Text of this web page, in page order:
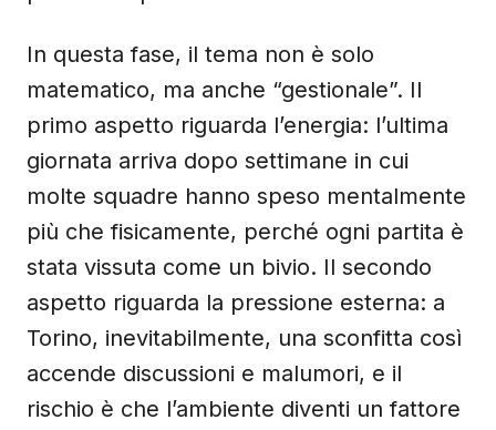
In questa fase, il tema non è solo
matematico, ma anche “gestionale”. Il
primo aspetto riguarda l’energia: l’ultima
giornata arriva dopo settimane in cui
molte squadre hanno speso mentalmente
più che fisicamente, perché ogni partita è
stata vissuta come un bivio. Il secondo
aspetto riguarda la pressione esterna: a
Torino, inevitabilmente, una sconfitta così
accende discussioni e malumori, e il
rischio è che l’ambiente diventi un fattore